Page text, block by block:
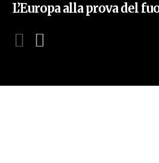
L’Europa alla prova del